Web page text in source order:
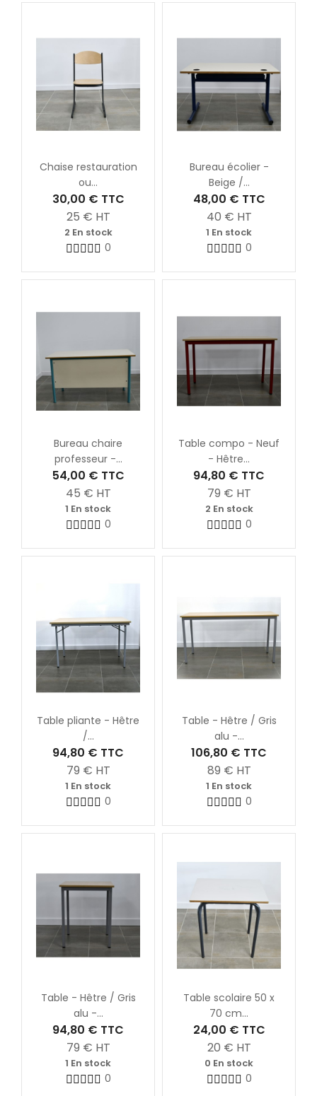
Chaise restauration
ou...
30,00 € TTC
25 € HT
2 En stock
0
Bureau écolier -
Beige /...
48,00 € TTC
40 € HT
1 En stock
0
Bureau chaire
professeur -...
54,00 € TTC
45 € HT
1 En stock
0
Table compo - Neuf
- Hêtre...
94,80 € TTC
79 € HT
2 En stock
0
Table pliante - Hêtre
/...
94,80 € TTC
79 € HT
1 En stock
0
Table - Hêtre / Gris
alu -...
106,80 € TTC
89 € HT
1 En stock
0
Table - Hêtre / Gris
alu -...
94,80 € TTC
79 € HT
1 En stock
0
Table scolaire 50 x
70 cm...
24,00 € TTC
20 € HT
0 En stock
0